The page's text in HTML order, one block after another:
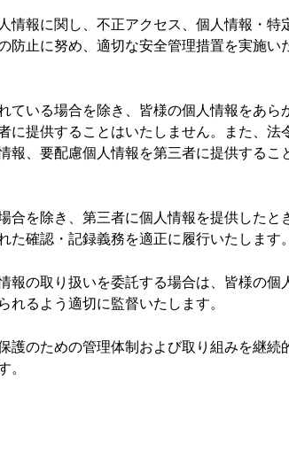
情報に関し、不正アクセス、個人情報・特
防止に努め、適切な安全管理措置を実施い
ている場合を除き、皆様の個人情報をあら
に提供することはいたしません。また、法
報、要配慮個人情報を第三者に提供するこ
合を除き、第三者に個人情報を提供したと
た確認・記録義務を適正に履行いたします。
報の取り扱いを委託する場合は、皆様の個
るよう適切に監督いたします。
護のための管理体制および取り組みを継続
。